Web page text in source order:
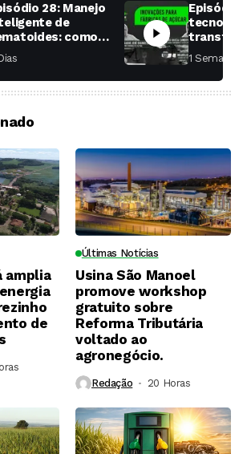
28: Manejo
de
como
a
das
Episódio
fábricas
1 Semana ⁮
amplia
de
Últimas Notícias
Usina São Manoel
promove workshop
gratuito sobre
Reforma Tributária
voltado ao
agronegócio.
Redação 20 Horas ⁮